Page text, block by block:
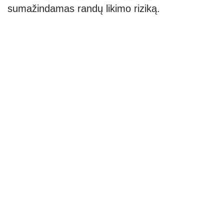
sumažindamas randų likimo riziką.